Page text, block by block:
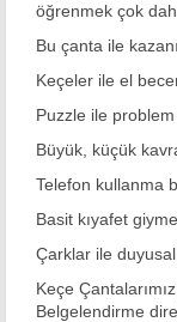
öğrenmek çok
Bu çanta ile
Keçeler ile el
Puzzle ile
Büyük, küçük
Telefon kullanma
Basit kıyafet
Çarklar ile
Keçe
Belgelendirme